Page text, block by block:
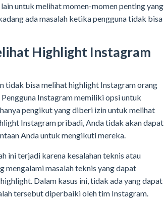
untuk melihat momen-momen penting yang
ada masalah ketika pengguna tidak bisa
Highlight Instagram
tidak bisa melihat highlight Instagram orang
Instagram memiliki opsi untuk
pengikut yang diberi izin untuk melihat
Instagram pribadi, Anda tidak akan dapat
Anda untuk mengikuti mereka.
ini terjadi karena kesalahan teknis atau
mengalami masalah teknis yang dapat
Dalam kasus ini, tidak ada yang dapat
tersebut diperbaiki oleh tim Instagram.